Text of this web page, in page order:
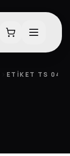
ETİKET TS 04